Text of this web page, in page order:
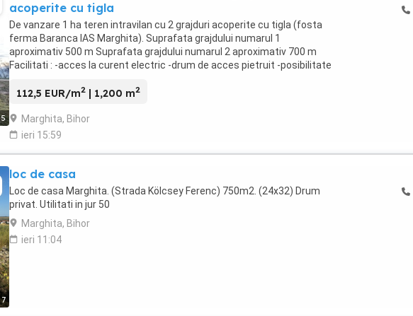
5
acoperite cu tigla
De vanzare 1 ha teren intravilan cu 2 grajduri acoperite cu tigla (fosta
ferma Baranca IAS Marghita). Suprafata grajdului numarul 1
aproximativ 500 m Suprafata grajdului numarul 2 aproximativ 700 m
Facilitati : -acces la curent electric -drum de acces pietruit -posibilitate
112,5 EUR/m2 | 1,200 m2
Marghita, Bihor
ieri 15:59
7
loc de casa
Loc de casa Marghita. (Strada Kölcsey Ferenc) 750m2. (24x32) Drum
privat. Utilitati in jur 50
Marghita, Bihor
ieri 11:04